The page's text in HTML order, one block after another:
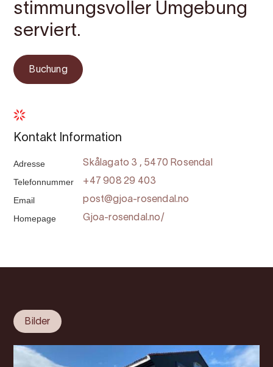
stimmungsvoller Umgebung
serviert.
Buchung
Kontakt Information
Adresse Skålagato 3 , 5470 Rosendal
Telefonnummer +47 908 29 403
Email post@gjoa-rosendal.no
Homepage Gjoa-rosendal.no/
Bilder